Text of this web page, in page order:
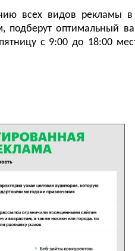
всех видов рекламы
оптимальный
с 9:00 до 18:00